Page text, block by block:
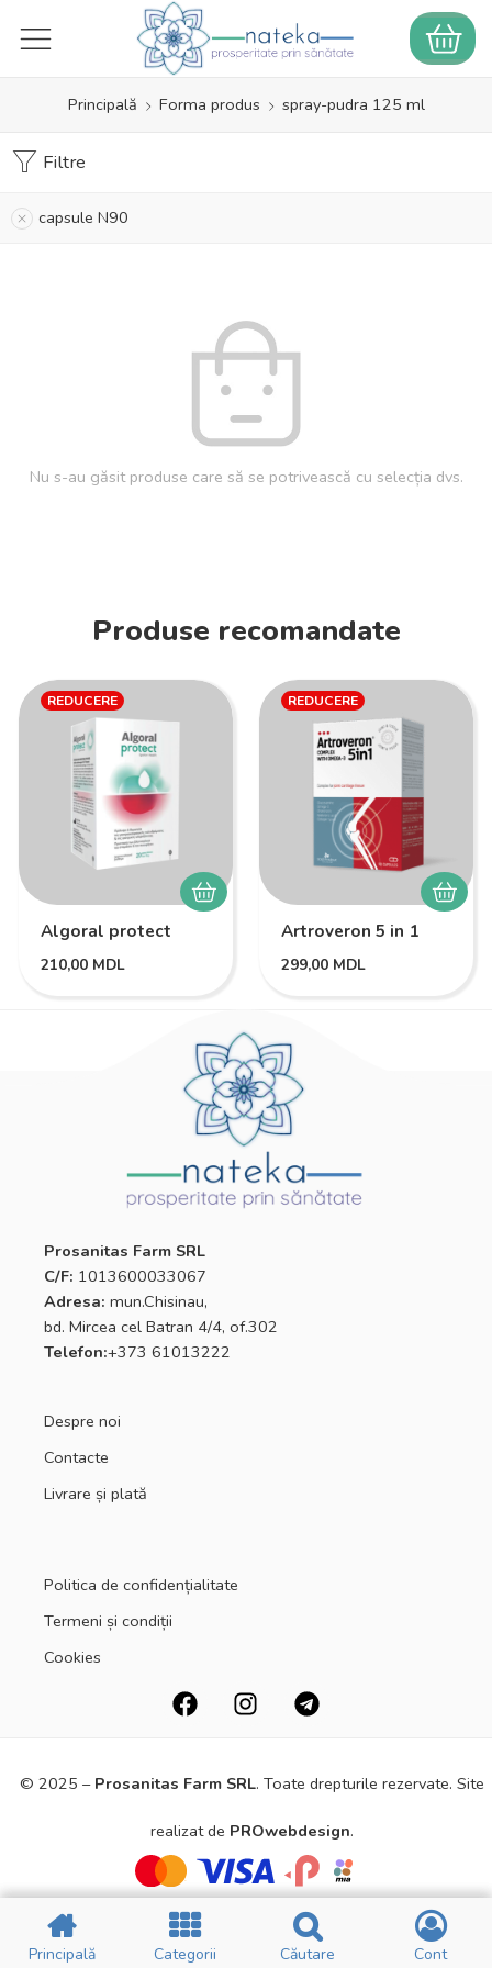
Principală Forma produs spray-pudra 125 ml
Filtre
capsule N90
Nu s-au găsit produse care să se potrivească cu selecția dvs.
Produse recomandate
REDUCERE
Algoral protect
210,00 MDL
REDUCERE
Artroveron 5 in 1
299,00 MDL
Prosanitas Farm SRL
C/F: 1013600033067
Adresa: mun.Chisinau,
bd. Mircea cel Batran 4/4, of.302
Telefon:+373 61013222
Despre noi
Contacte
Livrare și plată
Politica de confidențialitate
Termeni și condiții
Cookies
© 2025 – Prosanitas FarmSRL. Toate drepturile rezervate. Site
realizat de PROwebdesign.
Principală Filtre CATEGORII Cart
Principală Categorii Căutare Cont
Principală Filtre CATEGORII Cart
Principală Categorii Căutare Cont